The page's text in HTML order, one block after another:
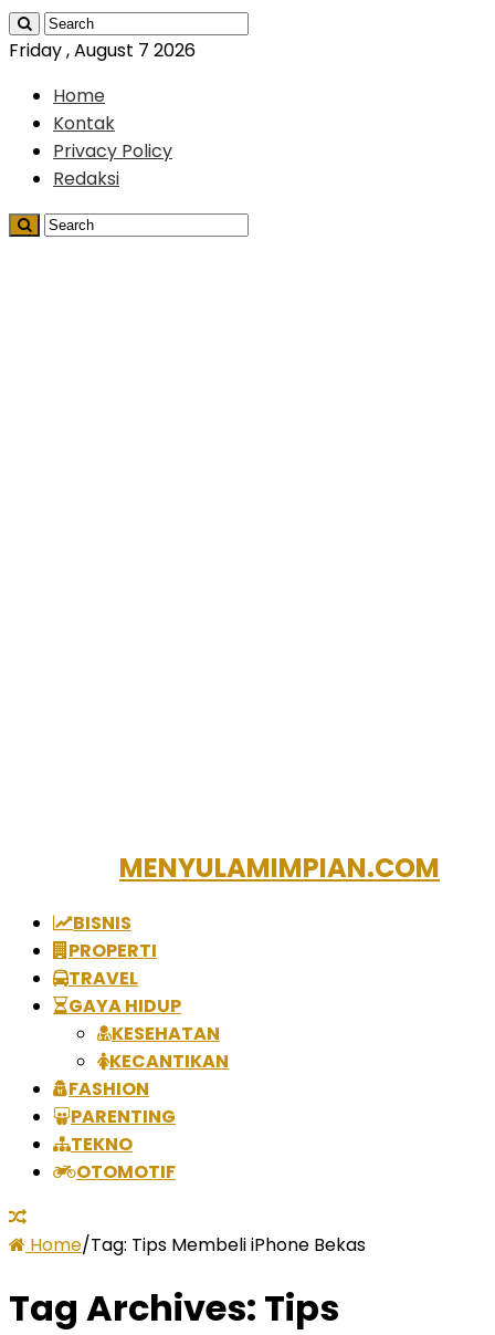
Friday , August 7 2026
Home
Kontak
Privacy Policy
Redaksi
MENYULAMIMPIAN.COM
BISNIS
PROPERTI
TRAVEL
GAYA HIDUP
KESEHATAN
KECANTIKAN
FASHION
PARENTING
TEKNO
OTOMOTIF
Home/Tag: Tips Membeli iPhone Bekas
Tag Archives: Tips